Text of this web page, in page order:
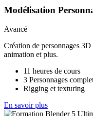
Modélisation
Avancé
Création de personnages
animation et plus.
11 heures de cours
3 Personnages
Rigging et texturing
En savoir plus